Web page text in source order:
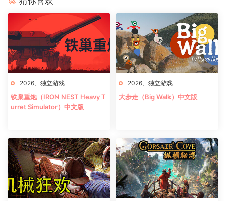
2026 独立游戏
铁巢重炮（IRON NEST Heavy T
urret Simulator）中文版
2026 独立游戏
大步走（Big Walk）中文版